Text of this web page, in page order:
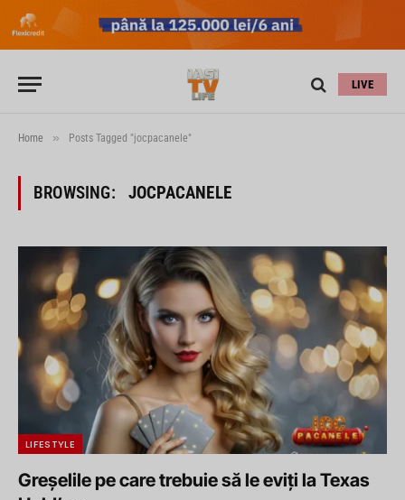
LIVE
Home » Posts Tagged "jocpacanele"
BROWSING: JOCPACANELE
LIFESTYLE
Greșelile pe care trebuie să le eviți la Texas